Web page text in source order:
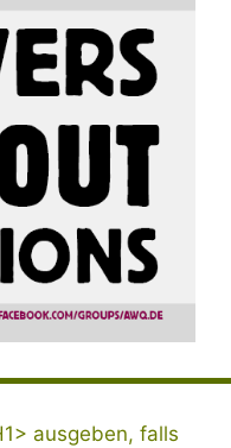
ausgeben, falls